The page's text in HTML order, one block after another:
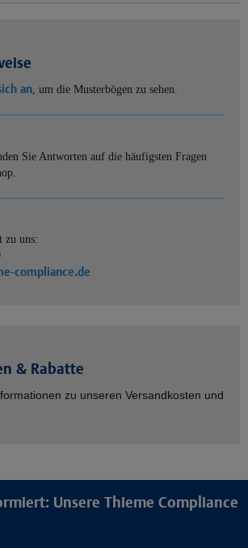
an, um die Musterbögen zu sehen.
Sie Antworten auf die häufigsten Fragen
zu uns:
compliance.de
& Rabatte
zu unseren Versandkosten und
Unsere Thieme Compliance